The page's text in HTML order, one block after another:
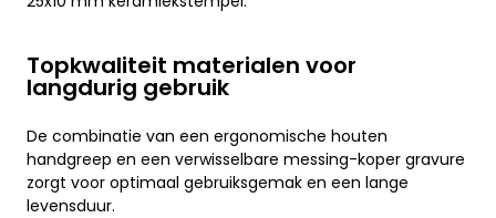
Topkwaliteit materialen voor
langdurig gebruik
De combinatie van een ergonomische houten
handgreep en een verwisselbare messing-koper gravure
zorgt voor optimaal gebruiksgemak en een lange
levensduur.